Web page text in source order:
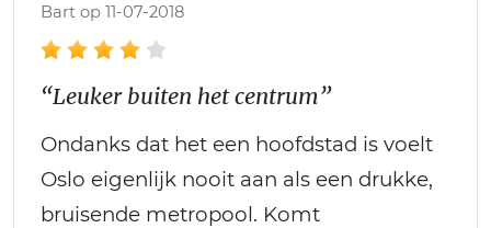
Bart op 11-07-2018
“Leuker buiten het centrum”
Ondanks dat het een hoofdstad is voelt
Oslo eigenlijk nooit aan als een drukke,
bruisende metropool. Komt